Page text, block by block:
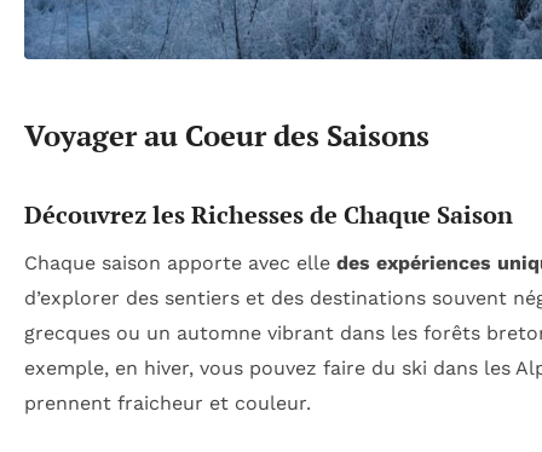
Voyager au Coeur des Saisons
Découvrez les Richesses de Chaque Saison
Chaque saison apporte avec elle des expériences
d’explorer des sentiers et des destinations souvent
grecques ou un automne vibrant dans les forêts
exemple, en hiver, vous pouvez faire du ski dans les
prennent fraicheur et couleur.